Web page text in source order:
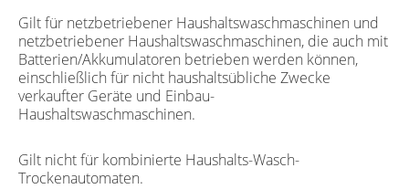
Gilt für netzbetriebener Haushaltswaschmaschinen und
netzbetriebener Haushaltswaschmaschinen, die auch mit
Batterien/Akkumulatoren betrieben werden können,
einschließlich für nicht haushaltsübliche Zwecke
verkaufter Geräte und Einbau-
Haushaltswaschmaschinen.
Gilt nicht für kombinierte Haushalts-Wasch-
Trockenautomaten.